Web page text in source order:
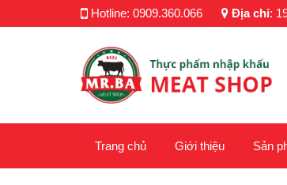
to
Hotline: 0909.360.066 Địa chỉ:
Trang chủ Giới thiệu Sản